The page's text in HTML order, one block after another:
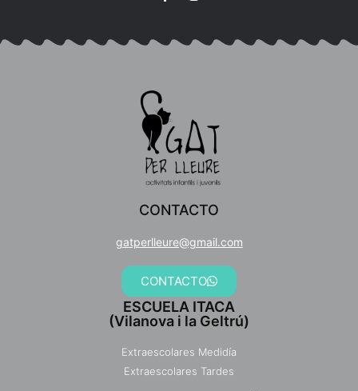
CONTACTO
gatperlleure@gmail.com
CONTACTO
ESCUELA ITACA
(Vilanova i la Geltrú)
Extraescolares Medidía
Extraescolares Tardes